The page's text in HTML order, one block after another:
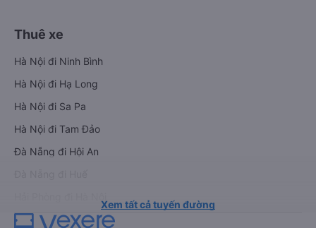
Thuê xe
Hà Nội đi Ninh Bình
Hà Nội đi Hạ Long
Hà Nội đi Sa Pa
Hà Nội đi Tam Đảo
Đà Nẵng đi Hội An
Xem tất cả tuyến đường